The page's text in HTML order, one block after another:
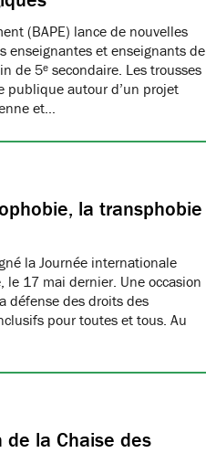
(BAPE) lance de nouvelles
enseignantes et enseignants de
de 5ᵉ secondaire. Les trousses
publique autour d’un projet
et…
la transphobie
la Journée internationale
17 mai dernier. Une occasion
défense des droits des
pour toutes et tous. Au
la Chaise des